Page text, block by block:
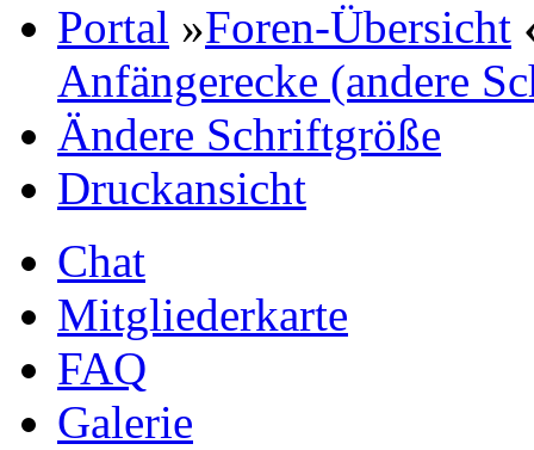
Portal »Foren-Übersicht
Anfängerecke (andere
Ändere Schriftgröße
Druckansicht
Chat
Mitgliederkarte
FAQ
Galerie